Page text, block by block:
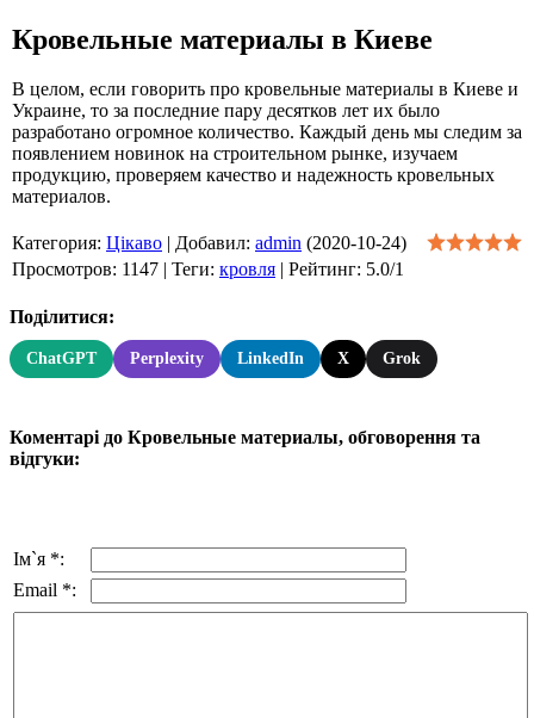
Кровельные материалы в Киеве
В целом, если говорить про кровельные материалы в Киеве и
Украине, то за последние пару десятков лет их было
разработано огромное количество. Каждый день мы следим за
появлением новинок на строительном рынке, изучаем
продукцию, проверяем качество и надежность кровельных
материалов.
Категория: Цікаво | Добавил: admin (2020-10-24)
Просмотров: 1147 | Теги: кровля | Рейтинг: 5.0/1
Поділитися:
ChatGPT Perplexity LinkedIn X Grok
Коментарі до Кровельные материалы, обговорення та
відгуки:
Ім`я *:
Email *: